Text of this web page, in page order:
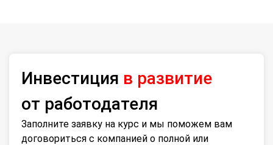
Инвестиция в развитие
от работодателя
Заполните заявку на курс и мы поможем вам
договориться с компанией о полной или